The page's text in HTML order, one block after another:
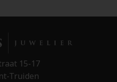
15-17
Truiden